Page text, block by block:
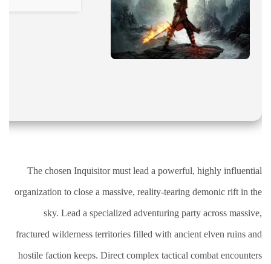
خلع
الولادة
بكل
أنواعها
بانواعها
العلاج
الجسماني
The chosen Inquisitor must lead a powerful, highly influential
organization to close a massive, reality-tearing demonic rift in the
sky. Lead a specialized adventuring party across massive,
fractured wilderness territories filled with ancient elven ruins and
hostile faction keeps. Direct complex tactical combat encounters